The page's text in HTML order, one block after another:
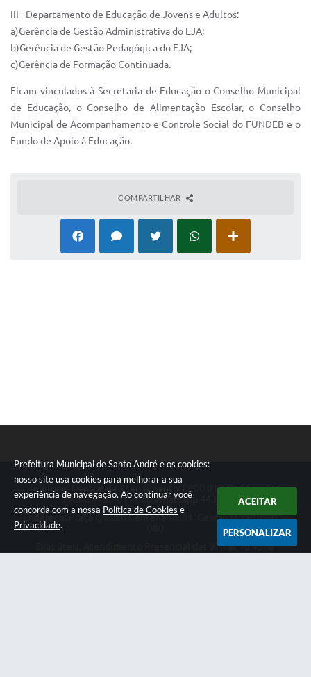
Prefeitura Municipal de Santo André e os cookies:
nosso site usa cookies para melhorar a sua
experiência de navegação. Ao continuar você
concorda com a nossa Política de Cookies e
Privacidade.
ACEITAR
PERSONALIZAR
III - Departamento de Educação de Jovens e Adultos:
a)Gerência de Gestão Administrativa do EJA;
b)Gerência de Gestão Pedagógica do EJA;
c)Gerência de Formação Continuada.
Ficam vinculados à Secretaria de Educação o Conselho Municipal
de Educação, o Conselho de Alimentação Escolar, o Conselho
Municipal de Acompanhamento e Controle Social do FUNDEB e o
Fundo de Apoio à Educação.
COMPARTILHAR
Telefone: Central de Atendimento: 0800 019 19 44 ou 156
PABX: 4433-0111 ou Whatsapp 4433-0123
Endereço: Praça Quarto Centenário, 01, Centro | CEP: 09015-
Dias úteis, Atendimento Presencial das 07h as 18:45he